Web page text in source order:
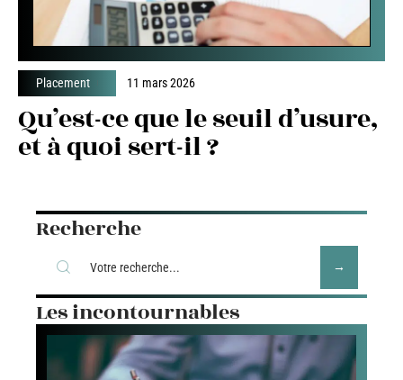
Placement 11 mars 2026
Qu’est-ce que le seuil d’usure,
et à quoi sert-il ?
Recherche
Les incontournables